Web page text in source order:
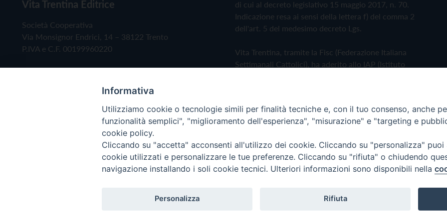
Vita Trentina Editrice
Società Cooperativa
Via Monsignor Endrici, 14 – 38122 Trento
P.IVA e C.F. 00199960220
di cui al decreto legislativo 15 maggio 2017, n. 70.
Indicazione resa ai sensi della lettera f) del comma 2
dell'art. 5 del medesimo decreto Lgs.
Vita Trentina, tramite la Fisc (Federazione Italiana
Settimanali Cattolici), ha aderito allo IAP (Istituto
Privacy Policy Cookie Policy
Copyright © 2019 - Tutti i diritti riservati - Vita Trentina Editrice
Informativa
Utilizziamo cookie o tecnologie simili per finalità tecniche e, con il tuo consenso, anche
funzionalità semplici", "miglioramento dell'esperienza", "misurazione" e "targeting e
cookie policy.
Cliccando su "accetta" acconsenti all'utilizzo dei cookie. Cliccando su "personalizza"
cookie utilizzati e personalizzare le tue preferenze. Cliccando su "rifiuta" o chiudendo
navigazione installando i soli cookie tecnici. Ulteriori informazioni sono disponibili nella
Personalizza Rifiuta